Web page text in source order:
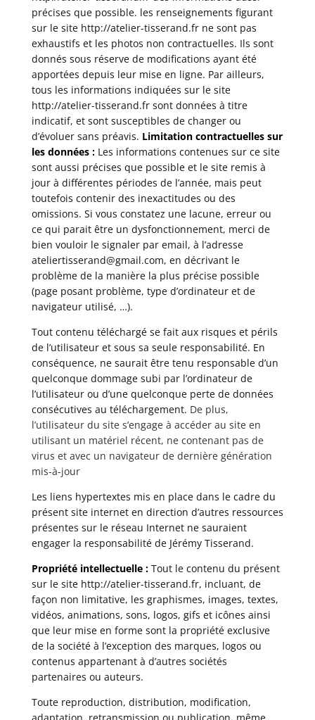
précises que possible. les renseignements figurant
sur le site http://atelier-tisserand.frne sont pas
exhaustifs et les photos non contractuelles. Ils sont
donnés sous réserve de modifications ayant été
apportées depuis leur mise en ligne. Par ailleurs,
tous les informations indiquées sur le site
http://atelier-tisserand.fr sont données à titre
indicatif, et sont susceptibles de changer ou
d’évoluer sans préavis. Limitation contractuelles sur
les données : Les informations contenues sur ce site
sont aussi précises que possible et le site remis à
jour à différentes périodes de l’année, mais peut
toutefois contenir des inexactitudes ou des
omissions. Si vous constatez une lacune, erreur ou
ce qui parait être un dysfonctionnement, merci de
bien vouloir le signaler par email, à l’adresse
ateliertisserand@gmail.com, en décrivant le
problème de la manière la plus précise possible
(page posant problème, type d’ordinateur et de
navigateur utilisé, …).
Tout contenu téléchargé se fait aux risques et périls
de l’utilisateur et sous sa seule responsabilité. En
conséquence, ne saurait être tenu responsable d’un
quelconque dommage subi par l’ordinateur de
l’utilisateur ou d’une quelconque perte de données
consécutives au téléchargement. De plus,
l’utilisateur du site s’engage à accéder au site en
utilisant un matériel récent, ne contenant pas de
virus et avec un navigateur de dernière génération
mis-à-jour
Les liens hypertextes mis en place dans le cadre du
présent site internet en direction d’autres ressources
présentes sur le réseau Internet ne sauraient
engager la responsabilité de Jérémy Tisserand.
Propriété intellectuelle :Tout le contenu du présent
sur le site http://atelier-tisserand.fr, incluant, de
façon non limitative, les graphismes, images, textes,
vidéos, animations, sons, logos, gifs et icônes ainsi
que leur mise en forme sont la propriété exclusive
de la société à l’exception des marques, logos ou
contenus appartenant à d’autres sociétés
partenaires ou auteurs.
Toute reproduction, distribution, modification,